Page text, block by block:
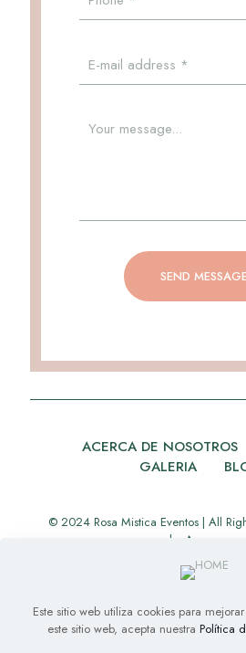
ACERCA DE NOSOTROS
GALERIA
© 2024 Rosa Mistica Eventos | All
by
Appverse
Este sitio web utiliza cookies para
este sitio web, acepta nuestra Política